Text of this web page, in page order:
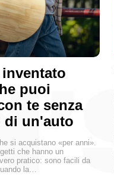
inventato
puoi
te senza
di un'auto
si acquistano «per anni».
che hanno un
pratico: sono facili da
la…